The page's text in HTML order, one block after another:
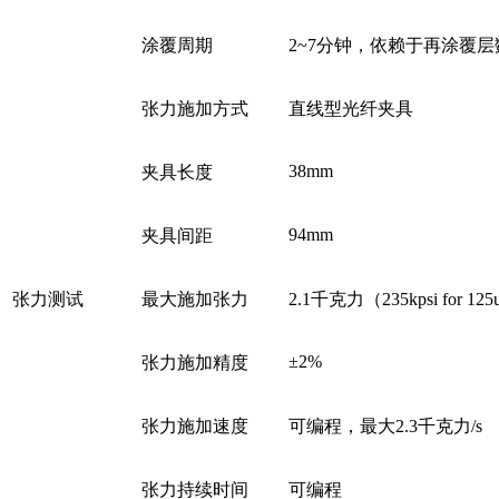
涂覆周期 2~7分钟，依赖于再涂覆层
张力测试
张力施加方式 直线型光纤夹具
夹具长度 38mm
夹具间距 94mm
最大施加张力 2.1千克力（235kpsi for
张力施加精度 ±2%
张力施加速度 可编程，最大2.3千克力/s
张力持续时间 可编程